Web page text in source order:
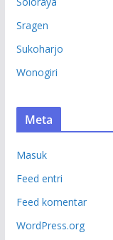
Sragen
Sukoharjo
Wonogiri
Meta
Masuk
Feed entri
Feed komentar
WordPress.org